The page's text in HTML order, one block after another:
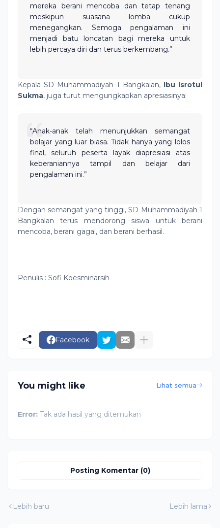
mereka berani mencoba dan tetap tenang
meskipun suasana lomba cukup
menegangkan. Semoga pengalaman ini
menjadi batu loncatan bagi mereka untuk
lebih percaya diri dan terus berkembang.”
Kepala SD Muhammadiyah 1 Bangkalan, Ibu Isrotul
Sukma, juga turut mengungkapkan apresiasinya:
“Anak-anak telah menunjukkan semangat
belajar yang luar biasa. Tidak hanya yang lolos
final, seluruh peserta layak diapresiasi atas
keberaniannya tampil dan belajar dari
pengalaman ini.”
Dengan semangat yang tinggi, SD Muhammadiyah 1
Bangkalan terus mendorong siswa untuk berani
mencoba, berani gagal, dan berani berhasil.
Penulis : Sofi Koesminarsih
Facebook
You might like Lihat semua
Error: Tak ada hasil yang ditemukan
Posting Komentar (0)
Lebih baru Lebih lama